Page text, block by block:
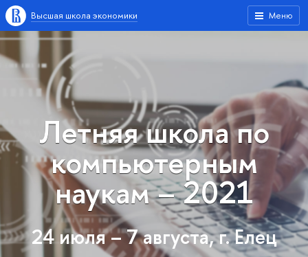
Меню
Высшая школа экономики
Летняя школа по
компьютерным
наукам – 2021
24 июля – 7 августа, г. Елец